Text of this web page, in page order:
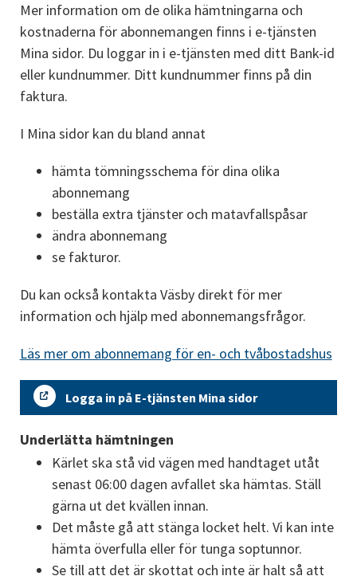
Mer information om de olika hämtningarna och
kostnaderna för abonnemangen finns i e-tjänsten
Mina sidor. Du loggar in i e-tjänsten med ditt Bank-id
eller kundnummer. Ditt kundnummer finns på din
faktura.
I Mina sidor kan du bland annat
hämta tömningsschema för dina olika
abonnemang
beställa extra tjänster och matavfallspåsar
ändra abonnemang
se fakturor.
Du kan också kontakta Väsby direkt för mer
information och hjälp med abonnemangsfrågor.
Läs mer om abonnemang för en- och tvåbostadshus
Logga in på E-tjänsten Mina sidor
Underlätta hämtningen
Kärlet ska stå vid vägen med handtaget utåt
senast 06:00 dagen avfallet ska hämtas. Ställ
gärna ut det kvällen innan.
Det måste gå att stänga locket helt. Vi kan inte
hämta överfulla eller för tunga soptunnor.
Se till att det är skottat och inte är halt så att